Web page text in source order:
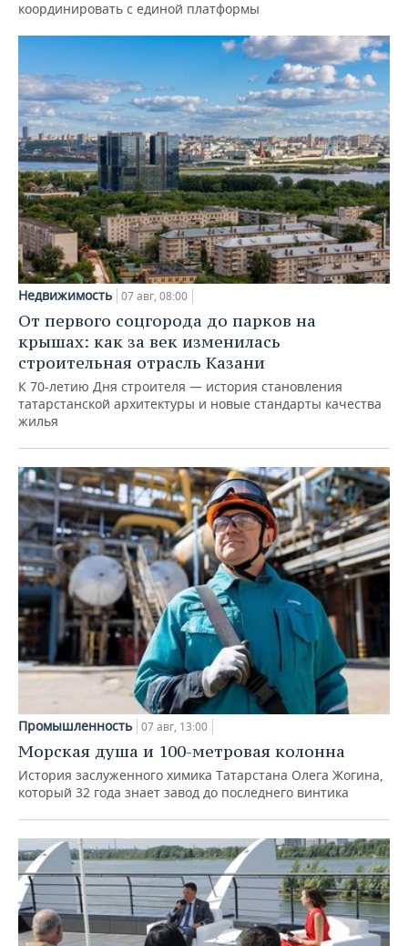
координировать с единой платформы
Недвижимость 07 авг, 08:00
От первого соцгорода до парков на
крышах: как за век изменилась
строительная отрасль Казани
К 70-летию Дня строителя — история становления
татарстанской архитектуры и новые стандарты качества
жилья
Промышленность 07 авг, 13:00
Морская душа и 100-метровая колонна
История заслуженного химика Татарстана Олега Жогина,
который 32 года знает завод до последнего винтика